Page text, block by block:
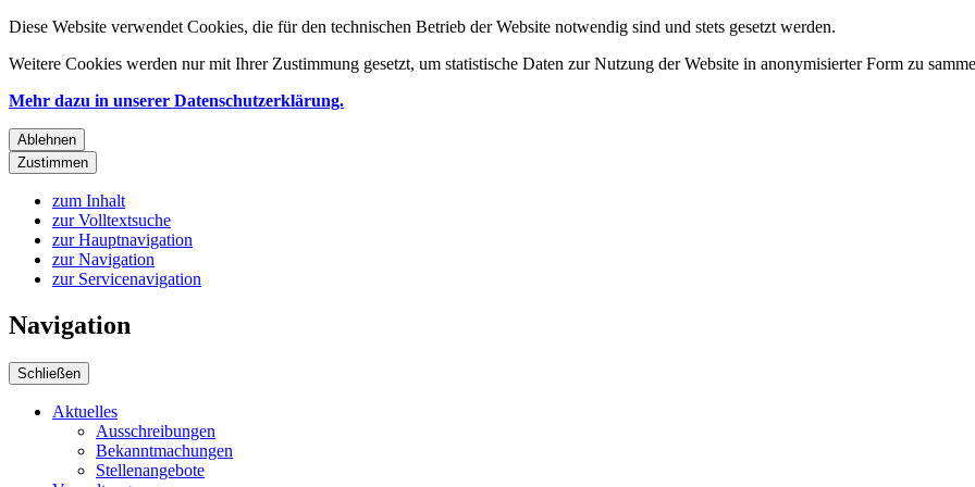
Diese Website verwendet Cookies, die für den technischen Betrieb der Website notwendig sind und stets gesetzt werden.
Weitere Cookies werden nur mit Ihrer Zustimmung gesetzt, um statistische Daten zur Nutzung der Website in anonymisierter Form zu
Mehr dazu in unserer Datenschutzerklärung.
Ablehnen
Zustimmen
zum Inhalt
zur Volltextsuche
zur Hauptnavigation
zur Navigation
zur Servicenavigation
Navigation
Schließen
Aktuelles
Ausschreibungen
Bekanntmachungen
Stellenangebote